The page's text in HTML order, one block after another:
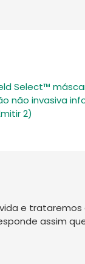
Select™
não invasiva
2)
e
assim